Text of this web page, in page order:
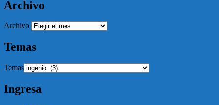
Archivo
Archivo
Temas
Temas
Ingresa